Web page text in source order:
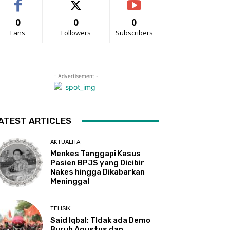
0
Fans
0
Followers
0
Subscribers
- Advertisement -
ARTICLES
AKTUALITA
Menkes Tanggapi Kasus
Pasien BPJS yang Dicibir
Nakes hingga Dikabarkan
Meninggal
TELISIK
Said Iqbal: TIdak ada Demo